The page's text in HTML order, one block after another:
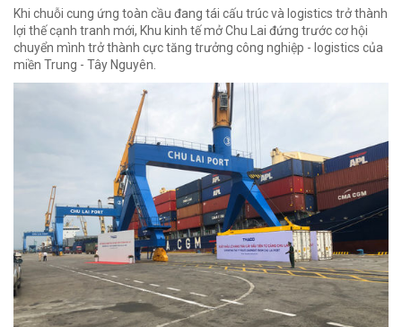
Khi chuỗi cung ứng toàn cầu đang tái cấu trúc và logistics trở thành
lợi thế cạnh tranh mới, Khu kinh tế mở Chu Lai đứng trước cơ hội
chuyển mình trở thành cực tăng trưởng công nghiệp - logistics của
miền Trung - Tây Nguyên.